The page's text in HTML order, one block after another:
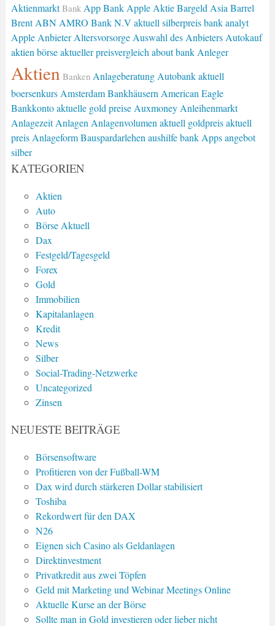
Aktienmarkt Bank App Bank Apple Aktie Bargeld Asia Barrel
Brent ABN AMRO Bank N.V aktuell silberpreis bank analyt
Apple Anbieter Altersvorsorge Auswahl des Anbieters Autokauf
aktien börse aktueller preisvergleich about bank Anleger
Aktien Banken Anlageberatung Autobank aktuell
boersenkurs Amsterdam Bankhäusern American Eagle
Bankkonto aktuelle gold preise Auxmoney Anleihenmarkt
Anlagezeit Anlagen Anlagenvolumen aktuell goldpreis aktuell
preis Anlageform Bauspardarlehen aushilfe bank Apps angebot
silber
KATEGORIEN
Aktien
Auto
Börse Aktuell
Dax
Festgeld/Tagesgeld
Forex
Gold
Immobilien
Kapitalanlagen
Kredit
News
Silber
Social-Trading-Netzwerke
Uncategorized
Zinsen
NEUESTE BEITRÄGE
Börsensoftware
Profitieren von der Fußball-WM
Dax wird durch stärkeren Dollar stabilisiert
Toshiba
Rekordwert für den DAX
N26
Eignen sich Casino als Geldanlagen
Direktinvestment
Privatkredit aus zwei Töpfen
Geld mit Marketing und Webinar Meetings Online
Aktuelle Kurse an der Börse
Sollte man in Gold investieren oder lieber nicht